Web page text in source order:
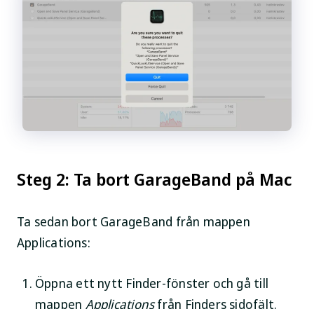
Steg 2: Ta bort GarageBand på Mac
Ta sedan bort GarageBand från mappen
Applications:
Öppna ett nytt Finder-fönster och gå till
mappen Applicationsfrån Finders sidofält.